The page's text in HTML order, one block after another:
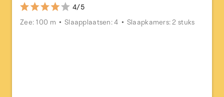
4/5
Zee: 100 m
Slaapplaatsen: 4 Slaapkamers: 2 stuks